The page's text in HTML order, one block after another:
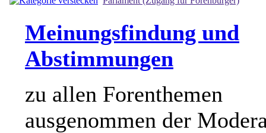
Meinungsfindung und
Abstimmungen
zu allen Forenthemen
ausgenommen der